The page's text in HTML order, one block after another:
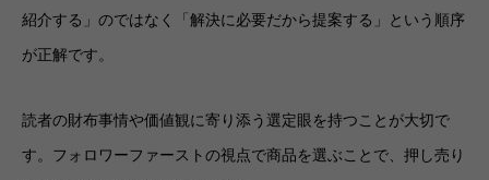
紹介する」のではなく「解決に必要だから提案する」という順序
が正解です。
読者の財布事情や価値観に寄り添う選定眼を持つことが大切で
す。フォロワーファーストの視点で商品を選ぶことで、押し売り